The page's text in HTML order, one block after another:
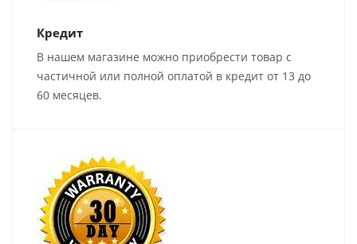
Кредит
В нашем магазине можно приобрести товар с
частичной или полной оплатой в кредит от 13 до
60 месяцев.